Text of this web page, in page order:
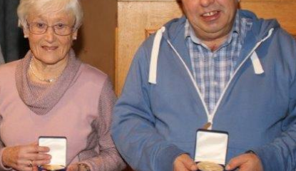
und Innovationen